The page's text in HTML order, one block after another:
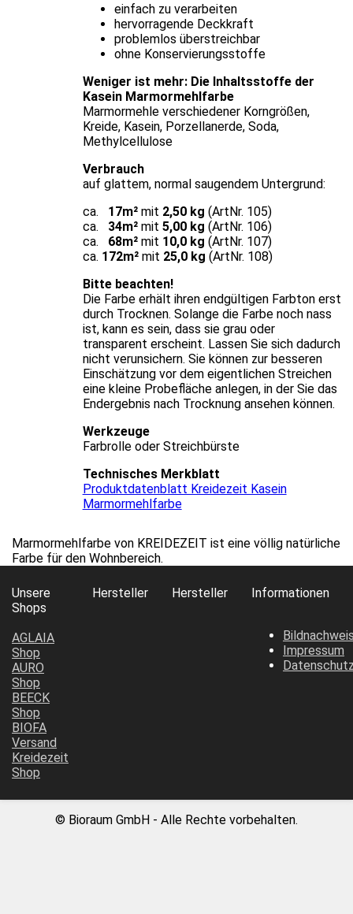
einfach zu verarbeiten
hervorragende Deckkraft
problemlos überstreichbar
ohne Konservierungsstoffe
Weniger ist mehr: Die Inhaltsstoffe der
Kasein Marmormehlfarbe
Marmormehle verschiedener Korngrößen,
Kreide, Kasein, Porzellanerde, Soda,
Methylcellulose
Verbrauch
auf glattem, normal saugendem Untergrund:
ca.
17m²mit 2,50 kg (ArtNr. 105)
ca.
34m²mit 5,00 kg (ArtNr. 106)
ca.
68m²mit 10,0 kg (ArtNr. 107)
ca. 172m²mit 25,0 kg (ArtNr. 108)
Bitte beachten!
Die Farbe erhält ihren endgültigen Farbton erst
durch Trocknen. Solange die Farbe noch nass
ist, kann es sein, dass sie grau oder
transparent erscheint. Lassen Sie sich dadurch
nicht verunsichern. Sie können zur besseren
Einschätzung vor dem eigentlichen Streichen
eine kleine Probefläche anlegen, in der Sie das
Endergebnis nach Trocknung ansehen können.
Werkzeuge
Farbrolle oder Streichbürste
Technisches Merkblatt
Produktdatenblatt Kreidezeit Kasein
Marmormehlfarbe
Marmormehlfarbe von KREIDEZEIT ist eine völlig natürliche
Farbe für den Wohnbereich.
Unsere
Shops
AGLAIA
Shop
AURO
Shop
BEECK
Shop
BIOFA
Versand
Kreidezeit
Shop
Hersteller Hersteller Informationen
Impressum
© Bioraum GmbH - Alle Rechte vorbehalten.